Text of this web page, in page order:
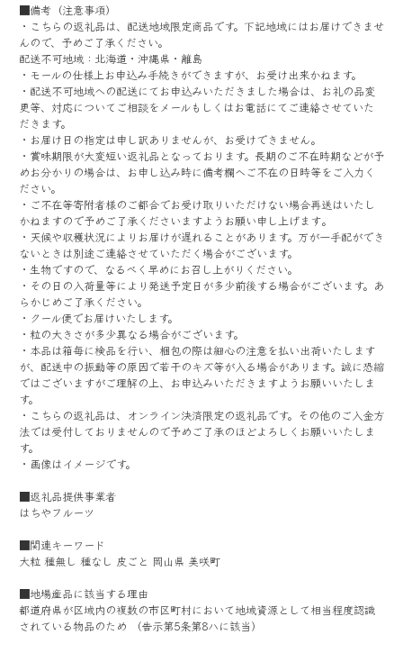
■備考（注意事項）
・こちらの返礼品は、配送地域限定商品です。下記地域にはお届けできませ
んので、予めご了承ください。
配送不可地域：北海道・沖縄県・離島
・モールの仕様上お申込み手続きができますが、お受け出来かねます。
・配送不可地域への配送にてお申込みいただきました場合は、お礼の品変
更等、対応についてご相談をメールもしくはお電話にてご連絡させていた
だきます。
・お届け日の指定は申し訳ありませんが、お受けできません。
・賞味期限が大変短い返礼品となっております。長期のご不在時期などが予
めお分かりの場合は、お申し込み時に備考欄へご不在の日時等をご入力く
ださい。
・ご不在等寄附者様のご都合でお受け取りいただけない場合再送はいたし
かねますので予めご了承くださいますようお願い申し上げます｡
・天候や収穫状況によりお届けが遅れることがあります。万が一手配ができ
ないときは別途ご連絡させていただく場合がございます。
・生物ですので、なるべく早めにお召し上がりください。
・その日の入荷量等により発送予定日が多少前後する場合がございます。あ
らかじめご了承ください。
・クール便でお届けいたします。
・粒の大きさが多少異なる場合がございます。
・本品は箱毎に検品を行い、梱包の際は細心の注意を払い出荷いたします
が、配送中の振動等の原因で若干のキズ等が入る場合があります。誠に恐縮
ではございますがご理解の上、お申込みいただきますようお願いいたしま
す。
・こちらの返礼品は、オンライン決済限定の返礼品です。その他のご入金方
法では受付しておりませんので予めご了承のほどよろしくお願いいたしま
す。
・画像はイメージです。
■返礼品提供事業者
はちやフルーツ
■関連キーワード
大粒 種無し 種なし 皮ごと 岡山県 美咲町
■地場産品に該当する理由
都道府県が区域内の複数の市区町村において地域資源として相当程度認識
されている物品のため （告示第5条第8ハに該当）